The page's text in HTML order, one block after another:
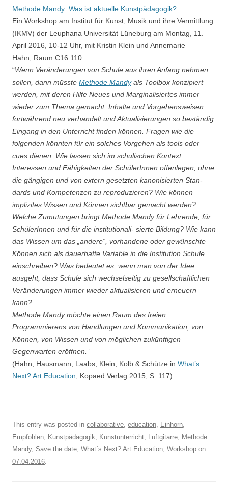
Methode Mandy: Was ist aktuelle Kunstpädagogik?
Ein Workshop am Institut für Kunst, Musik und ihre Vermittlung
(IKMV) der Leuphana Universität Lüneburg am Montag, 11.
April 2016, 10-12 Uhr, mit Kristin Klein und Annemarie
Hahn, Raum C16.110.
“Wenn Veränderungen von Schule aus ihren Anfang nehmen
sollen, dann müsste Methode Mandyals Toolbox konzipiert
werden, mit deren Hilfe Neues und Marginalisiertes immer
wieder zum Thema gemacht, Inhalte und Vorgehensweisen
fortwährend neu verhandelt und Aktualisierungen so beständig
Eingang in den Unterricht finden können. Fragen wie die
folgenden könnten für ein solches Vorgehen als tools oder
cues dienen: Wie lassen sich im schulischen Kontext
Interessen und Fähigkeiten der SchülerInnen offenlegen, ohne
die gängigen und von extern gesetzten kanonisierten Stan-
dards und Kompetenzen zu reproduzieren? Wie können
implizites Wissen und Können sichtbar gemacht werden?
Welche Zumutungen bringt Methode Mandy für Lehrende, für
SchülerInnen und für die institutionali- sierte Bildung? Wie kann
das Wissen um das „andere“, vorhandene oder gewünschte
Können sich als dauerhafte Variable in die Institution Schule
einschreiben? Was bedeutet es, wenn man von der Idee
ausgeht, dass Schule sich wechselseitig zu gesellschaftlichen
Veränderungen immer wieder aktualisieren und erneuern
kann?
Methode Mandy möchte einen Raum des freien
Programmierens von Handlungen und Kommunikation, von
Können, von Wissen und von möglichen zukünftigen
Gegenwarten eröffnen.”
(Hahn, Hausmann, Laabs, Klein, Kolb & Schütze in What’s
Next? Art Education, Kopaed Verlag 2015, S. 117)
This entry was posted in collaborative, education, Einhorn,
Empfohlen, Kunstpädagogik, Kunstunterricht, Luftgitarre, Methode
Mandy, Save the date, What´s Next? Art Education, Workshop on
07.04.2016.